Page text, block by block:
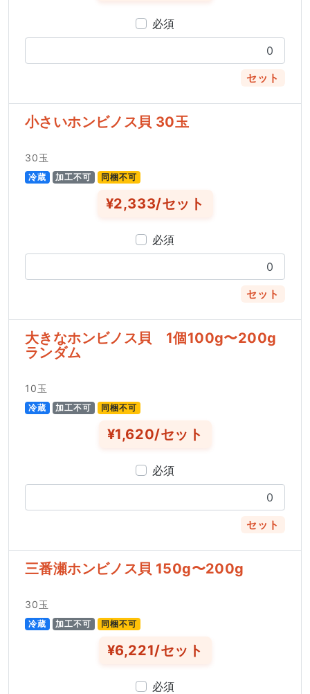
必須
セット
小さいホンビノス貝 30玉
30玉
冷蔵 加工不可 同梱不可
¥2,333/セット
必須
セット
大きなホンビノス貝 1個100g〜200g
ランダム
10玉
冷蔵 加工不可 同梱不可
¥1,620/セット
必須
セット
三番瀬ホンビノス貝 150g〜200g
30玉
冷蔵 加工不可 同梱不可
¥6,221/セット
必須